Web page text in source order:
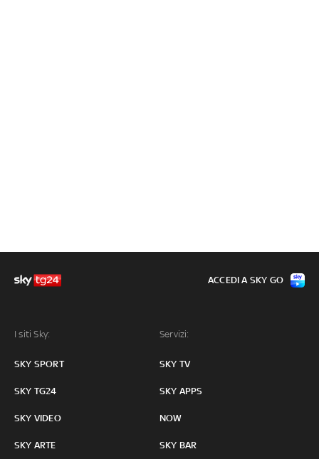
I siti Sky:
SKY SPORT
SKY TG24
SKY VIDEO
SKY ARTE
Servizi:
SKY TV
SKY APPS
NOW
SKY BAR
ACCEDI A SKY GO